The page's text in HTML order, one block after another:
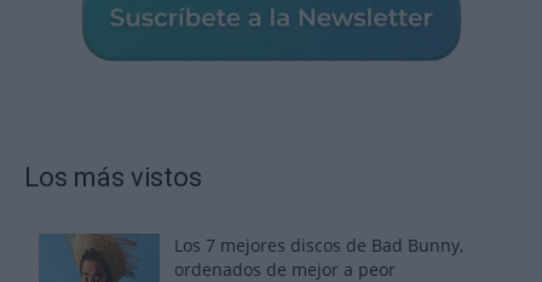
Los más vistos
Los 7 mejores discos de Bad Bunny,
ordenados de mejor a peor